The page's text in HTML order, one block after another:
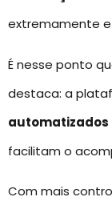
extremamente
É nesse ponto
destaca: a
automatizados
facilitam o
Com mais